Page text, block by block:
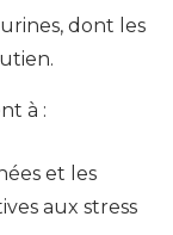
dont les
à :
et les
aux stress